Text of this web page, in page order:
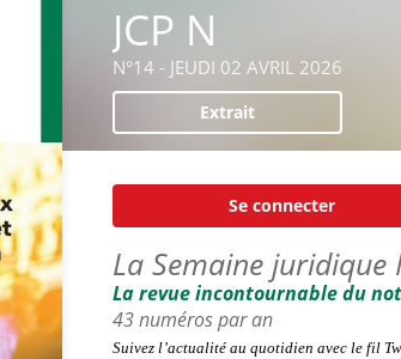
JCP N
N°14 - JEUDI 02 AVRIL 2026
Extrait
Se connecter
La Semaine
La revue incontournable du
43 numéros par an
Suivez l’actualité au quotidien avec le fil